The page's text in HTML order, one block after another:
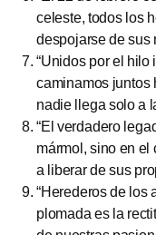
celeste, todos los
despojarse de sus
“Unidos por el hilo
caminamos juntos
nadie llega solo a
“El verdadero
mármol, sino en
a liberar de sus
“Herederos de los
plomada es la